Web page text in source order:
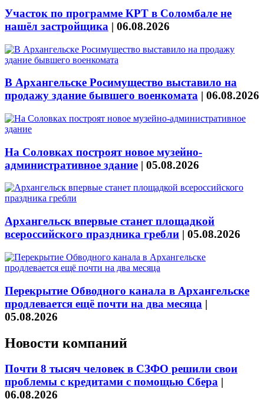
Участок по программе КРТ в Соломбале не
нашёл застройщика | 06.08.2026
В Архангельске Росимущество выставило на
продажу здание бывшего военкомата | 06.08.2026
На Соловках построят новое музейно-
административное здание | 05.08.2026
Архангельск впервые станет площадкой
всероссийского праздника гребли | 05.08.2026
Перекрытие Обводного канала в Архангельске
продлевается ещё почти на два месяца |
05.08.2026
Новости компаний
Почти 8 тысяч человек в СЗФО решили свои
проблемы с кредитами с помощью Сбера |
06.08.2026